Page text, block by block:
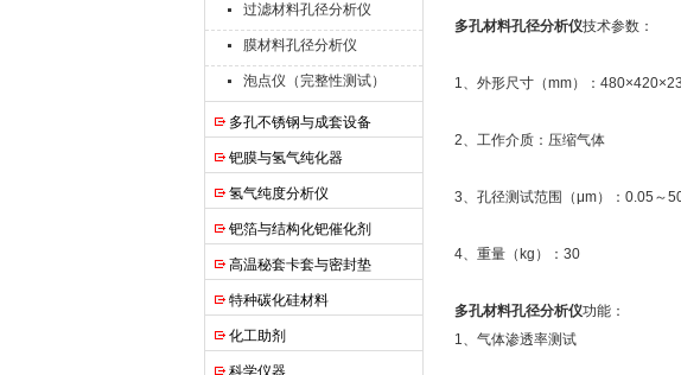
过滤材料孔径分析仪
膜材料孔径分析仪
泡点仪（完整性测试）
多孔不锈钢与成套设备
钯膜与氢气纯化器
氢气纯度分析仪
钯箔与结构化钯催化剂
高温秘套卡套与密封垫
特种碳化硅材料
化工助剂
科学仪器
多孔材料孔径分析仪技术参数：
1、外形尺寸（mm）：
2、工作介质：压缩气体
3、孔径测试范围（μm）：0.05～
4、重量（kg）：30
多孔材料孔径分析仪功能：
1、气体渗透率测试